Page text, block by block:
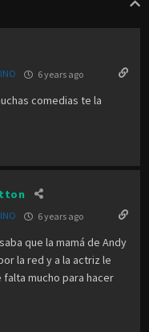
6 years ago
comedias te la
6 years ago
que la mamá de Andy
la red y a la actriz le
mucho para hacer